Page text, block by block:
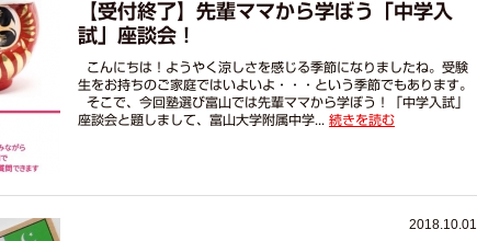
【受付終了】先輩ママから学ぼう「中学入
試」座談会！
こんにちは！ようやく涼しさを感じる季節になりましたね。受験
生をお持ちのご家庭ではいよいよ・・・という季節でもあります。
そこで、今回塾選び富山では先輩ママから学ぼう！「中学入試」
座談会と題しまして、富山大学附属中学... 続きを読む
2018.10.01